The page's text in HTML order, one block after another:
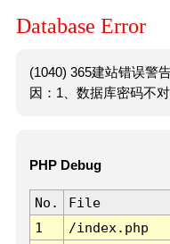
Database Error
(1040) 365建站错误警
因：1、数据库密码不
PHP Debug
No. File
1
/index.php